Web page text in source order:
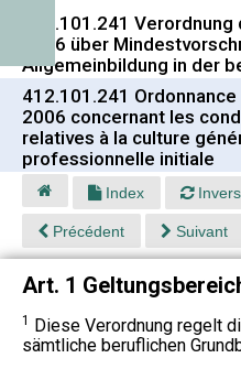
412.101.241
2006 über
Allgemeinbildung in der
412.101.241 Ordonnance
2006 concernant les
relatives à la culture
professionnelle initiale
Index
Précédent Suivant
Art. 1
1 Diese Verordnung regelt
sämtliche beruflichen